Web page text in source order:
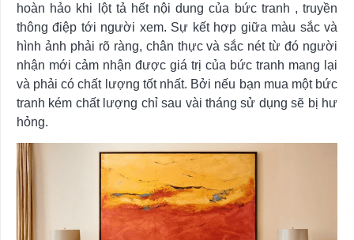
hoàn hảo khi lột tả hết nội dung của bức tranh , truyền
thông điệp tới người xem. Sự kết hợp giữa màu sắc và
hình ảnh phải rõ ràng, chân thực và sắc nét từ đó người
nhận mới cảm nhận được giá trị của bức tranh mang lại
và phải có chất lượng tốt nhất. Bởi nếu bạn mua một bức
tranh kém chất lượng chỉ sau vài tháng sử dụng sẽ bị hư
hỏng.